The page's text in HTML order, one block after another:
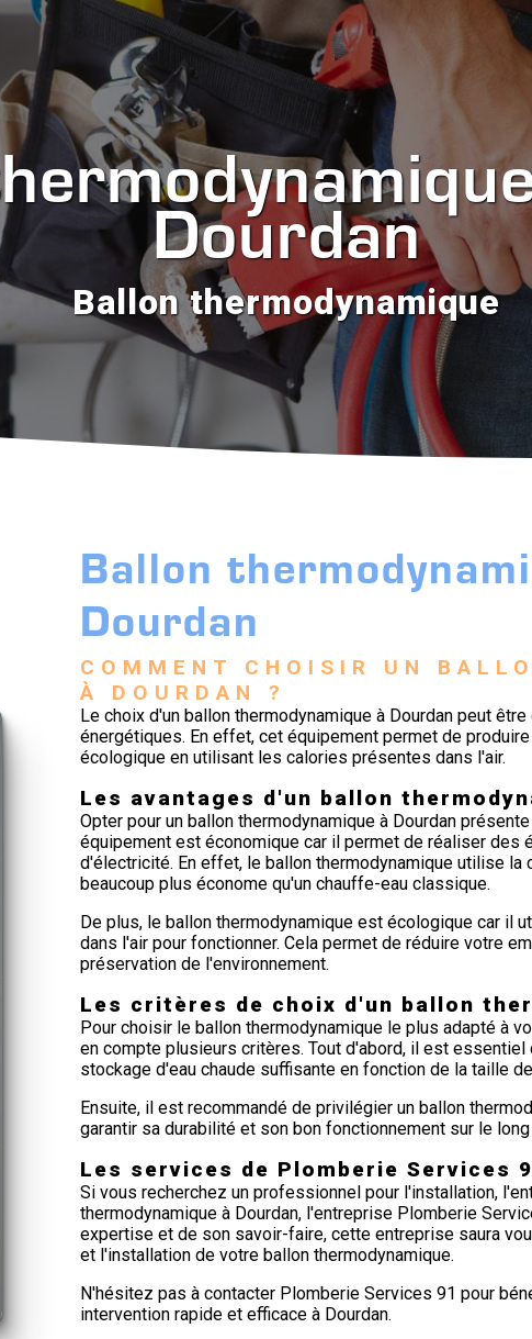
Dourdan
Ballon thermodynamique
Ballon
Dourdan
COMMENT CHOISIR UN
À DOURDAN ?
Le choix d'un ballon thermodynamique à Dourdan peut
énergétiques. En effet, cet équipement permet de
écologique en utilisant les calories présentes dans l'air.
Les avantages d'un ballon
Opter pour un ballon thermodynamique à Dourdan
équipement est économique car il permet de réaliser
d'électricité. En effet, le ballon thermodynamique utilise la
beaucoup plus économe qu'un chauffe-eau classique.
De plus, le ballon thermodynamique est écologique car il
dans l'air pour fonctionner. Cela permet de réduire votre
préservation de l'environnement.
Les critères de choix d'un ballon
Pour choisir le ballon thermodynamique le plus adapté à
en compte plusieurs critères. Tout d'abord, il est
stockage d'eau chaude suffisante en fonction de la taille
Ensuite, il est recommandé de privilégier un ballon
garantir sa durabilité et son bon fonctionnement sur le
Les services de Plomberie Services
Si vous recherchez un professionnel pour l'installation,
thermodynamique à Dourdan, l'entreprise Plomberie
expertise et de son savoir-faire, cette entreprise saura
et l'installation de votre ballon thermodynamique.
N'hésitez pas à contacter Plomberie Services 91 pour
intervention rapide et efficace à Dourdan.